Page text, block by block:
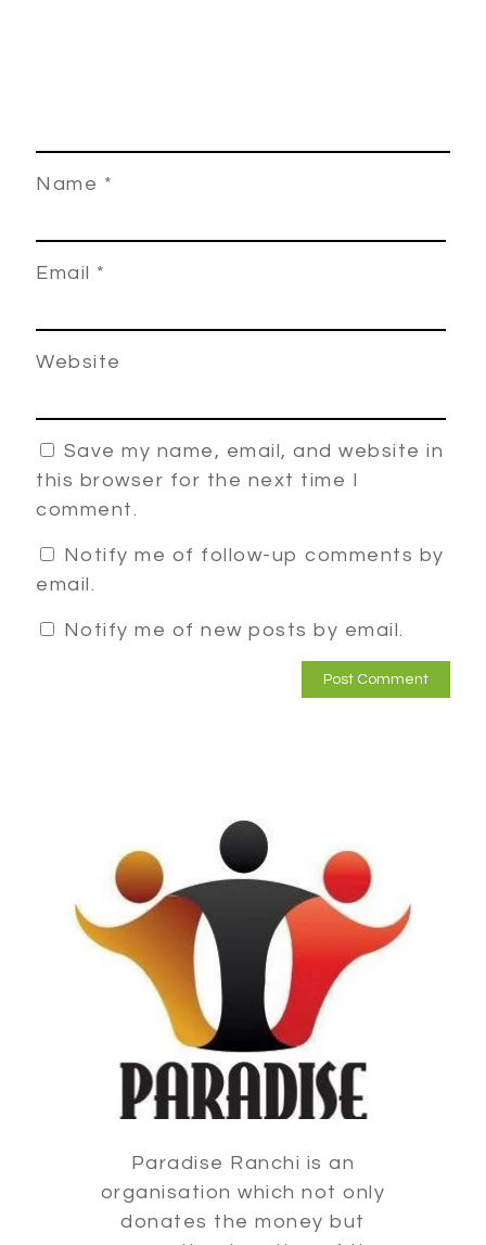
Name *
Email *
Website
Save my name, email, and website in
this browser for the next time I
comment.
Notify me of follow-up comments by
email.
Notify me of new posts by email.
Paradise Ranchi is an
organisation which not only
donates the money but